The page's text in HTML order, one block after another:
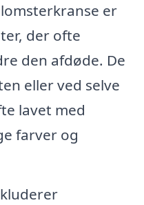
er
der ofte
den afdøde. De
eller ved selve
lavet med
farver og